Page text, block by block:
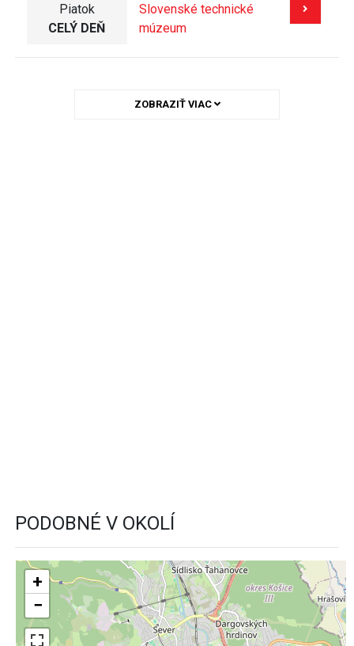
Piatok
CELÝ DEŇ
Slovenské technické
múzeum
ZOBRAZIŤ VIAC
PODOBNÉ V OKOLÍ
+
−